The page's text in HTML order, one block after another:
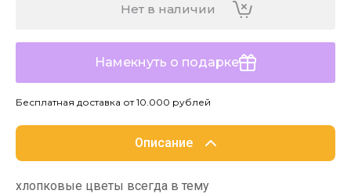
Нет в наличии
Намекнуть о подарке
Бесплатная доставка от 10.000 рублей
Описание
хлопковые цветы всегда в тему